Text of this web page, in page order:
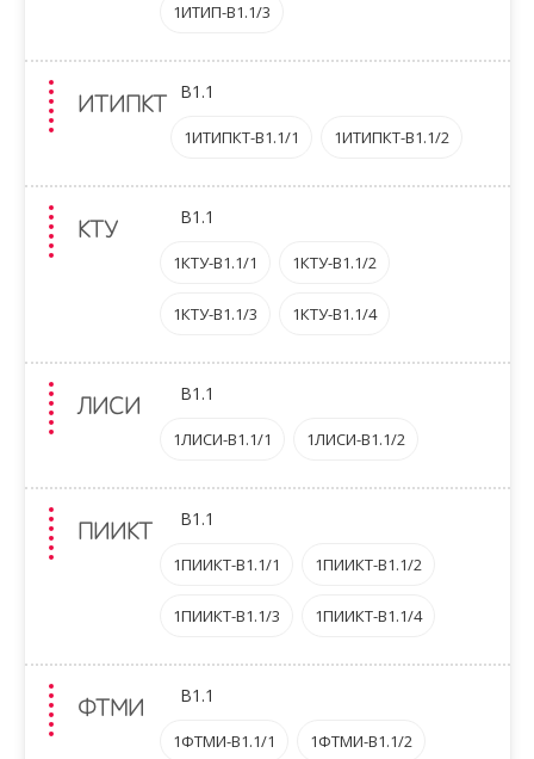
1ИТИП-B1.1/3
ИТИПКТ
B1.1
1ИТИПКТ-B1.1/1 1ИТИПКТ-B1.1/2
КТУ
B1.1
1КТУ-B1.1/1 1КТУ-B1.1/2
1КТУ-B1.1/3 1КТУ-B1.1/4
ЛИСИ
B1.1
1ЛИСИ-B1.1/1 1ЛИСИ-B1.1/2
ПИИКТ
B1.1
1ПИИКТ-B1.1/1 1ПИИКТ-B1.1/2
1ПИИКТ-B1.1/3 1ПИИКТ-B1.1/4
ФТМИ
B1.1
1ФТМИ-B1.1/1 1ФТМИ-B1.1/2